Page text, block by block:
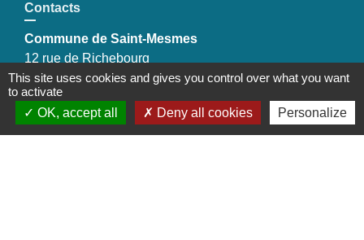
Contacts
Commune de Saint-Mesmes
12 rue de Richebourg
77410 Saint-Mesmes - FRANCE
+33 1 60 26 24 20
This site uses cookies and gives you control over what you want
to activate
OK, accept all
Deny all cookies Personalize